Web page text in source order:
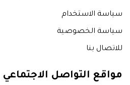
سياسة الاستخدام
سياسة الخصوصية
للاتصال بنا
مواقع التواصل الاجتماعي